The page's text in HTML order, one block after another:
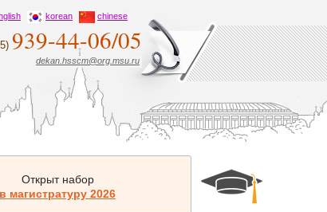
korean chinese
939-44-06/05
dekan.hsscm@org.msu.ru
Открыт набор
в магистратуру 2026